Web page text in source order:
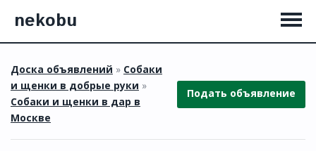
nekobu
Доска объявлений » Собаки
и щенки в добрые руки »
Собаки и щенки в дар в
Москве
Подать объявление